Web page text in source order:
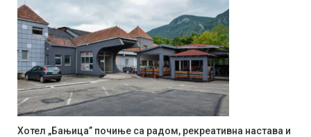
Хотел „Бањица” почиње са радом, рекреативна настава и